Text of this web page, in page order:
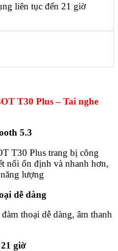
liên tục đến 21 giờ
T30 Plus – Tai nghe
5.3
T30 Plus trang bị công
nối ổn định và nhanh hơn,
lượng
dễ dàng
thoại dễ dàng, âm thanh
giờ